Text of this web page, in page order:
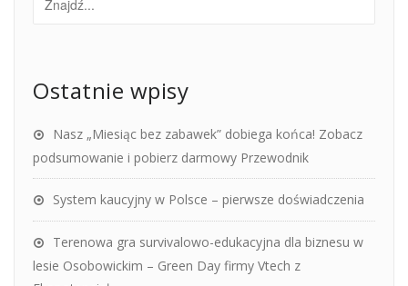
Ostatnie wpisy
Nasz „Miesiąc bez zabawek” dobiega końca! Zobacz
podsumowanie i pobierz darmowy Przewodnik
System kaucyjny w Polsce – pierwsze doświadczenia
Terenowa gra survivalowo-edukacyjna dla biznesu w
lesie Osobowickim – Green Day firmy Vtech z